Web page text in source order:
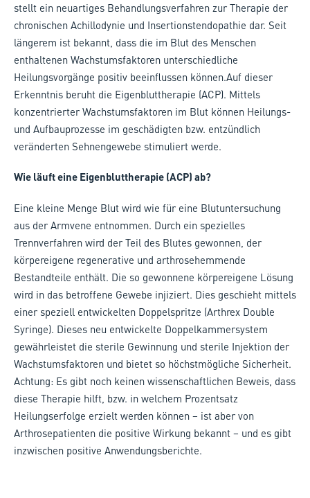
stellt ein neuartiges Behandlungsverfahren zur Therapie der
chronischen Achillodynie und Insertionstendopathie dar. Seit
längerem ist bekannt, dass die im Blut des Menschen
enthaltenen Wachstumsfaktoren unterschiedliche
Heilungsvorgänge positiv beeinflussen können.Auf dieser
Erkenntnis beruht die Eigenbluttherapie (ACP). Mittels
konzentrierter Wachstumsfaktoren im Blut können Heilungs-
und Aufbauprozesse im geschädigten bzw. entzündlich
veränderten Sehnengewebe stimuliert werde.
Wie läuft eine Eigenbluttherapie (ACP) ab?
Eine kleine Menge Blut wird wie für eine Blutuntersuchung
aus der Armvene entnommen. Durch ein spezielles
Trennverfahren wird der Teil des Blutes gewonnen, der
körpereigene regenerative und arthrosehemmende
Bestandteile enthält. Die so gewonnene körpereigene Lösung
wird in das betroffene Gewebe injiziert. Dies geschieht mittels
einer speziell entwickelten Doppelspritze (Arthrex Double
Syringe). Dieses neu entwickelte Doppelkammersystem
gewährleistet die sterile Gewinnung und sterile Injektion der
Wachstumsfaktoren und bietet so höchstmögliche Sicherheit.
Achtung: Es gibt noch keinen wissenschaftlichen Beweis, dass
diese Therapie hilft, bzw. in welchem Prozentsatz
Heilungserfolge erzielt werden können – ist aber von
Arthrosepatienten die positive Wirkung bekannt – und es gibt
inzwischen positive Anwendungsberichte.